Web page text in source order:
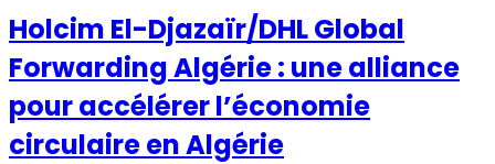
Holcim El-Djazaïr/DHL Global
Forwarding Algérie : une alliance
pour accélérer l’économie
circulaire en Algérie